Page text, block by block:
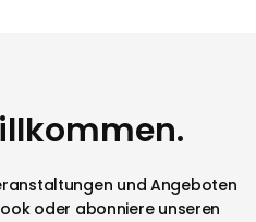
und Angeboten
oder abonniere unseren